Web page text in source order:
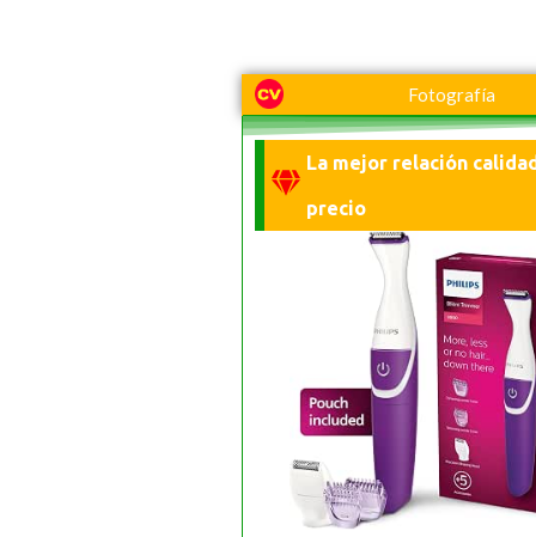
Fotografía
La mejor relación
precio